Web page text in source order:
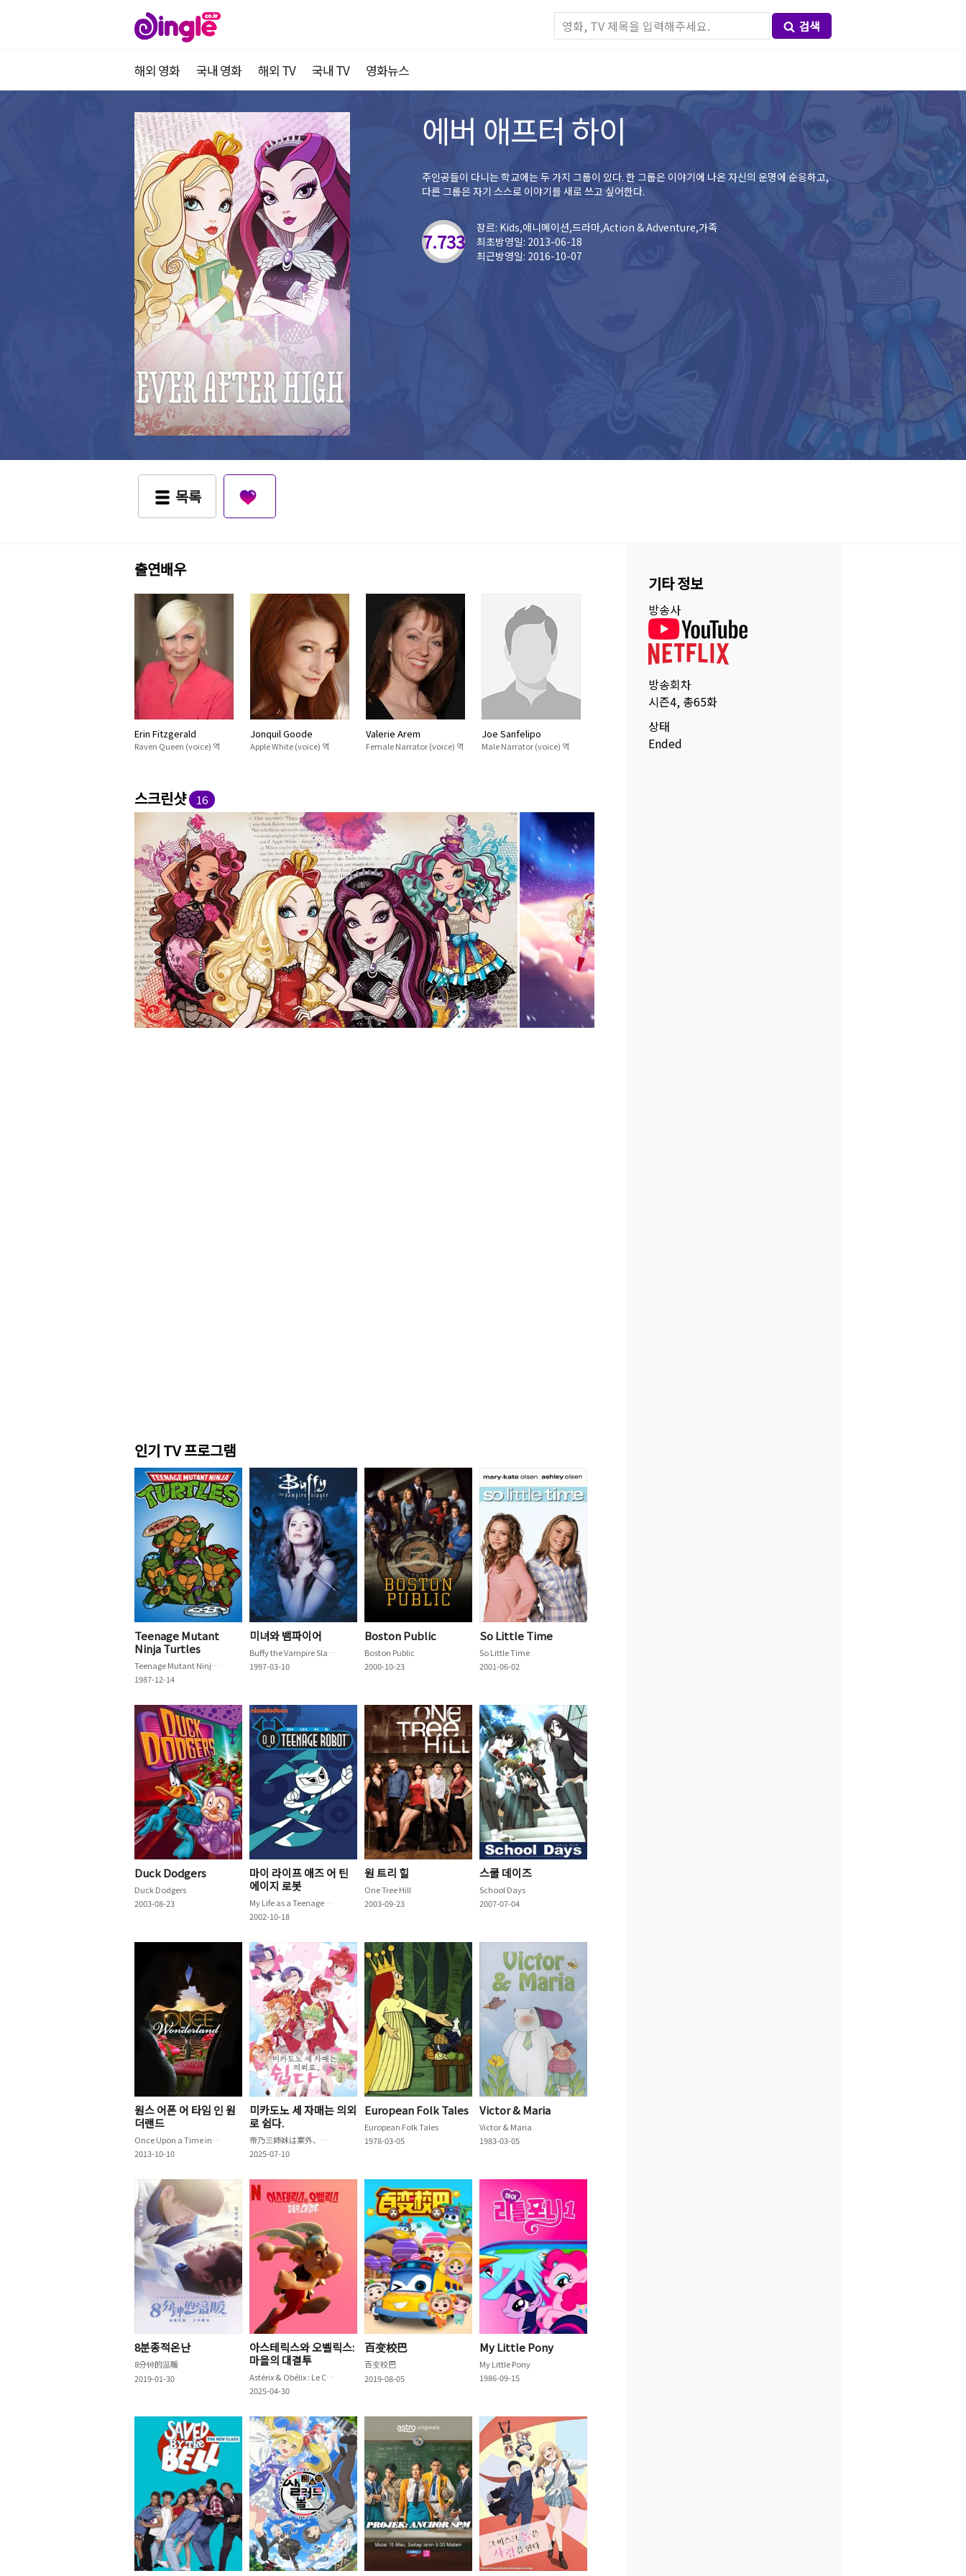
검색
해외 영화 국내 영화 해외 TV 국내 TV 영화뉴스
에버 애프터 하이
주인공들이 다니는 학교에는 두 가지 그룹이 있다. 한 그룹은 이야기에 나온 자신의 운명에 순응하고,
다른 그룹은 자기 스스로 이야기를 새로 쓰고 싶어한다.
7.733
장르: Kids,애니메이션,드라마,Action & Adventure,가족
최초방영일: 2013-06-18
최근방영일: 2016-10-07
목록
출연배우
Erin Fitzgerald
Raven Queen (voice) 역
Jonquil Goode
Apple White (voice) 역
Valerie Arem
Female Narrator (voice) 역
Joe Sanfelipo
Male Narrator (voice) 역
스크린샷 16
인기 TV 프로그램
Teenage Mutant
Ninja Turtles
Teenage Mutant Ninja Turtles
1987-12-14
미녀와 뱀파이어
Buffy the Vampire Slayer
1997-03-10
Boston Public
Boston Public
2000-10-23
So Little Time
So Little Time
2001-06-02
Duck Dodgers
Duck Dodgers
2003-08-23
마이 라이프 애즈 어 틴
에이지 로봇
My Life as a Teenage Robot
2002-10-18
원 트리 힐
One Tree Hill
2003-09-23
스쿨 데이즈
School Days
2007-07-04
원스 어폰 어 타임 인 원
더랜드
Once Upon a Time in Wonderland
2013-10-10
미카도노 세 자매는 의외
로 쉽다.
帝乃三姉妹は案外、チョロい。
2025-07-10
European Folk Tales
European Folk Tales
1978-03-05
Victor & Maria
Victor & Maria
1983-03-05
8분종적온난
8分钟的温暖
2019-01-30
아스테릭스와 오벨릭스:
마을의 대결투
Astérix & Obélix : Le Combat des chefs
2025-04-30
百变校巴
百变校巴
2019-08-05
My Little Pony
My Little Pony
1986-09-15
기타 정보
방송사
방송회차
시즌4, 총65화
상태
Ended